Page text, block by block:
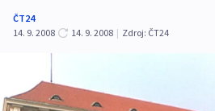
ČT24
14. 9. 2008
14. 9. 2008 | Zdroj: ČT24